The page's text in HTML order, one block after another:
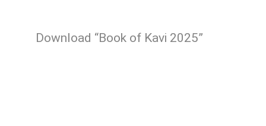
Download “Book of Kavi 2025”